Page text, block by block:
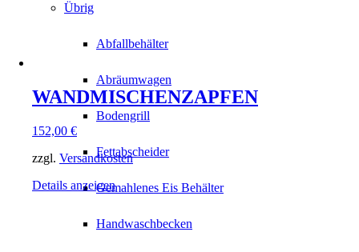
Übrig
Abfallbehälter
Abräumwagen
Bodengrill
Fettabscheider
Gemahlenes Eis Behälter
Handwaschbecken
WANDMISCHENZAPFEN
152,00 €
zzgl. Versandkosten
Details anzeigen